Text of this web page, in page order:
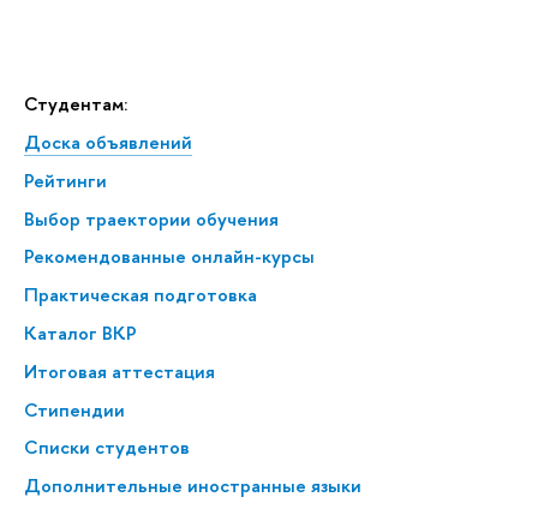
Студентам:
Доска объявлений
Рейтинги
Выбор траектории обучения
Рекомендованные онлайн-курсы
Практическая подготовка
Каталог ВКР
Итоговая аттестация
Стипендии
Списки студентов
Дополнительные иностранные языки